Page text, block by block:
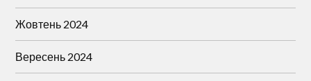
Жовтень 2024
Вересень 2024